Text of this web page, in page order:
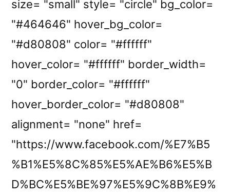
size= "small" style= "circle" bg_color=
"#464646" hover_bg_color=
"#d80808" color= "#ffffff"
hover_color= "#ffffff" border_width=
"0" border_color= "#ffffff"
hover_border_color= "#d80808"
alignment= "none" href=
"https://www.facebook.com/%E7%B5
%B1%E5%8C%85%E5%AE%B6%E5%B
D%BC%E5%BE%97%E5%9C%8B%E9%